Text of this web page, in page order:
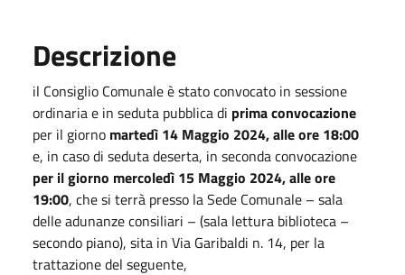
Descrizione
il Consiglio Comunale è stato convocato in sessione
ordinaria e in seduta pubblica di prima convocazione
per il giorno martedì 14 Maggio 2024, alle ore 18:00
e, in caso di seduta deserta, in seconda convocazione
per il giorno mercoledì 15 Maggio 2024, alle ore
19:00, che si terrà presso la Sede Comunale – sala
delle adunanze consiliari – (sala lettura biblioteca –
secondo piano), sita in Via Garibaldi n. 14, per la
trattazione del seguente,